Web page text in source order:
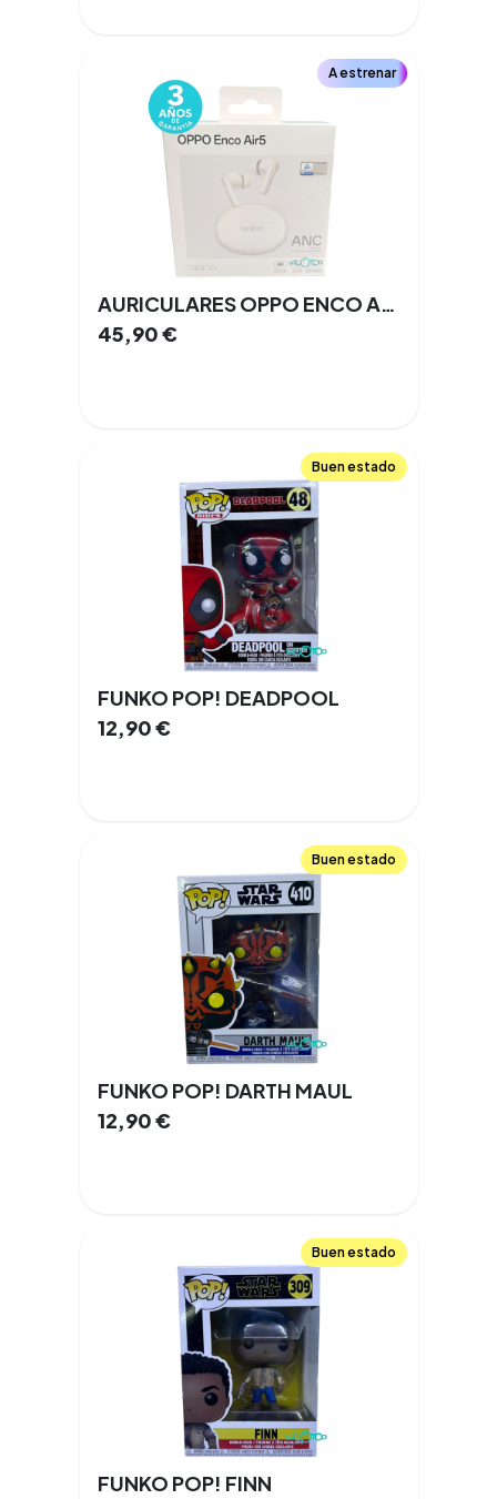
A estrenar
AURICULARES OPPO ENCO AIR5
45,90€
Buen estado
FUNKO POP! DEADPOOL
12,90€
Buen estado
FUNKO POP! DARTH MAUL
12,90€
Buen estado
FUNKO POP! FINN